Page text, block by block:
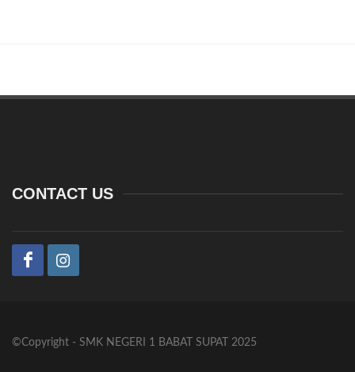
CONTACT US
©Copyright - SMK NEGERI 1 BABAT SUPAT 2025